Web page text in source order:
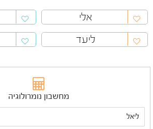
אלי
ליעד
מחשבון נומרולוגיה